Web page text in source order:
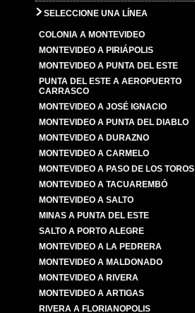
SELECCIONE UNA LÍNEA
COLONIA A MONTEVIDEO
MONTEVIDEO A PIRIÁPOLIS
MONTEVIDEO A PUNTA DEL ESTE
PUNTA DEL ESTE A AEROPUERTO
CARRASCO
MONTEVIDEO A JOSÉ IGNACIO
MONTEVIDEO A PUNTA DEL DIABLO
MONTEVIDEO A DURAZNO
MONTEVIDEO A CARMELO
MONTEVIDEO A PASO DE LOS TOROS
MONTEVIDEO A TACUAREMBÓ
MONTEVIDEO A SALTO
MINAS A PUNTA DEL ESTE
SALTO A PORTO ALEGRE
MONTEVIDEO A LA PEDRERA
MONTEVIDEO A MALDONADO
MONTEVIDEO A RIVERA
MONTEVIDEO A ARTIGAS
RIVERA A FLORIANOPOLIS